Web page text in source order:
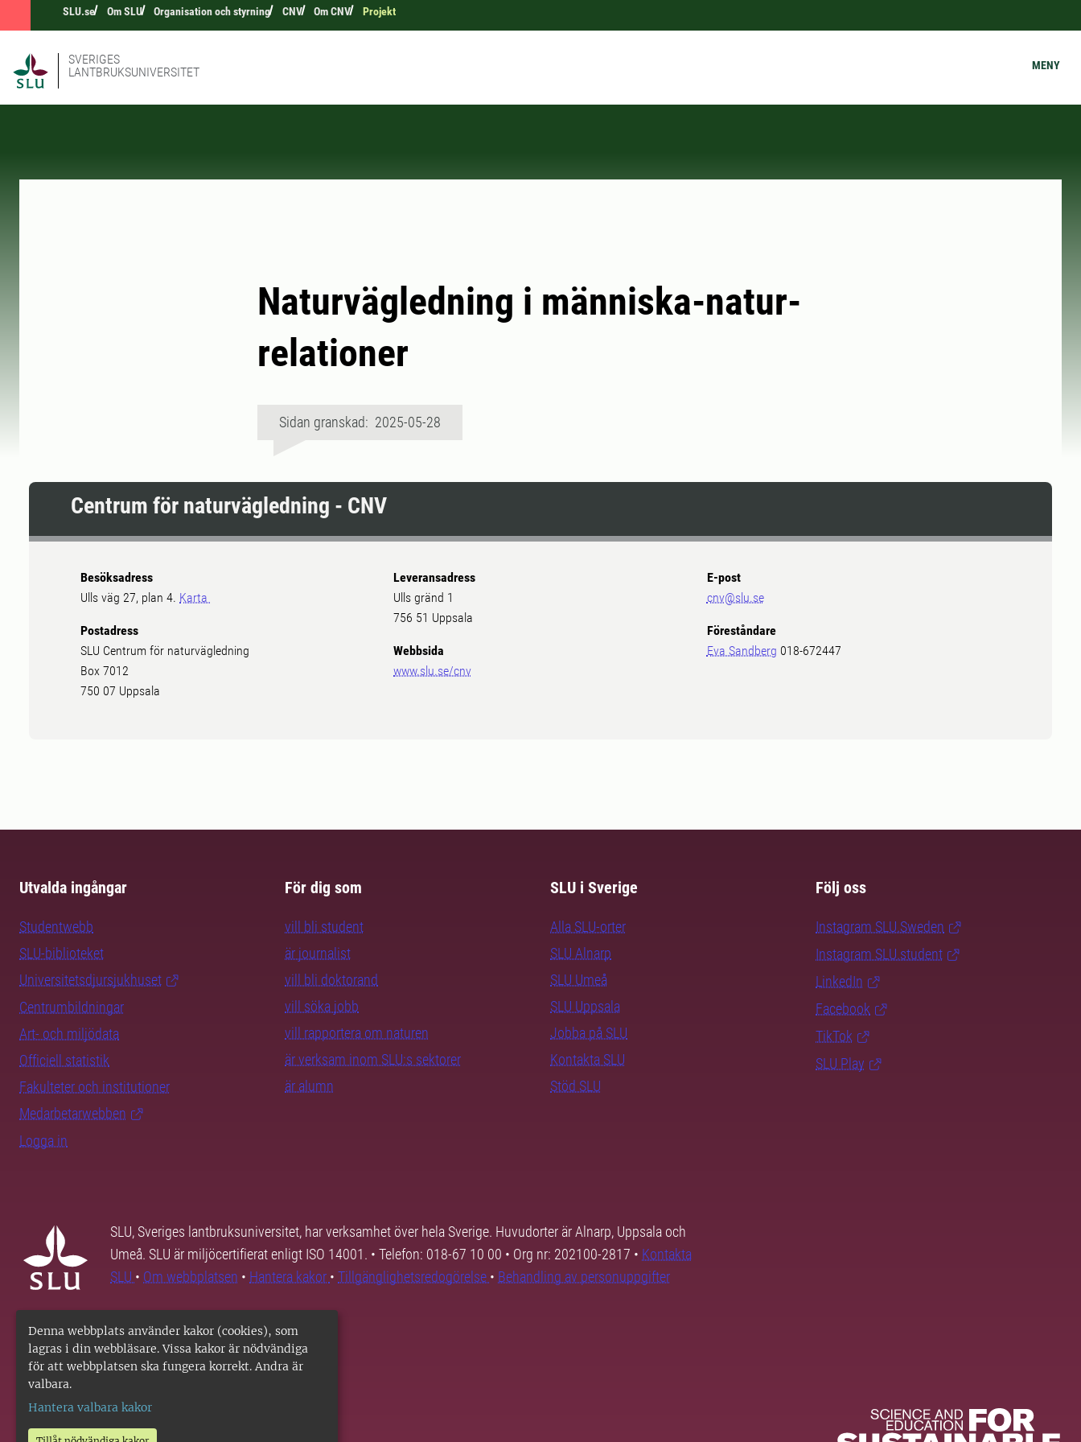
Denna webbplats använder kakor (cookies), som
lagras i din webbläsare. Vissa kakor är nödvändiga
för att webbplatsen ska fungera korrekt. Andra är
valbara.
Hantera valbara kakor
SLU.se Om SLU Organisation och styrning CNV Om CNV Projekt
SVERIGES
LANTBRUKSUNIVERSITET
MENY
Naturvägledning i människa-natur-
relationer
Sidan granskad: 2025-05-28
Centrum för naturvägledning - CNV
Besöksadress
Ulls väg 27, plan 4. Karta
Postadress
SLU Centrum för naturvägledning
Box 7012
750 07 Uppsala
Leveransadress
Ulls gränd 1
756 51 Uppsala
Webbsida
www.slu.se/cnv
E-post
cnv@slu.se
Föreståndare
Eva Sandberg 018-672447
Utvalda ingångar
Studentwebb
SLU-biblioteket
Universitetsdjursjukhuset
Centrumbildningar
Art- och miljödata
Officiell statistik
Fakulteter och institutioner
Medarbetarwebben
Logga in
För dig som
vill bli student
är journalist
vill bli doktorand
vill söka jobb
vill rapportera om naturen
är verksam inom SLU:s sektorer
är alumn
SLU i Sverige
Alla SLU-orter
SLU Alnarp
SLU Umeå
SLU Uppsala
Jobba på SLU
Kontakta SLU
Stöd SLU
Följ oss
Instagram SLU.Sweden
Instagram SLU.student
LinkedIn
Facebook
TikTok
SLU Play
SLU, Sveriges lantbruksuniversitet, har verksamhet över hela Sverige. Huvudorter är Alnarp, Uppsala och
Umeå. SLU är miljöcertifierat enligt ISO 14001. • Telefon: 018-67 10 00 • Org nr: 202100-2817 • Kontakta
SLU • Om webbplatsen • Hantera kakor • Tillgänglighetsredogörelse • Behandling av personuppgifter